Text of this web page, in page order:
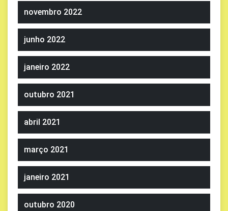
novembro 2022
junho 2022
janeiro 2022
outubro 2021
abril 2021
março 2021
janeiro 2021
outubro 2020